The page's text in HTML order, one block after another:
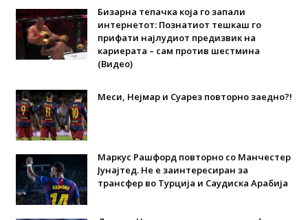
Бизарна тепачка која го запали
интернетот: Познатиот тешкаш го
прифати најлудиот предизвик на
кариерата – сам против шестмина
(Видео)
Меси, Нејмар и Суарез повторно заедно?!
Маркус Рашфорд повторно со Манчестер
Јунајтед. Не е заинтересиран за
трансфер во Турција и Саудиска Арабија